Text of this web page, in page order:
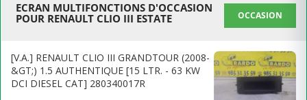
ECRAN MULTIFONCTIONS D'OCCASION
POUR RENAULT CLIO III ESTATE
OCCASION
[V.A.] RENAULT CLIO III GRANDTOUR (2008-
&GT;) 1.5 AUTHENTIQUE [15 LTR. - 63 KW
DCI DIESEL CAT] 280340017R